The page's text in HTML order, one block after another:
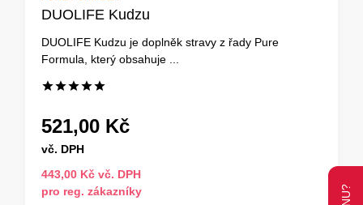
DUOLIFE Kudzu
DUOLIFE Kudzu je doplněk stravy z řady Pure
Formula, který obsahuje ...
521,00 Kč
vč. DPH
443,00 Kč vč. DPH
pro reg. zákazníky